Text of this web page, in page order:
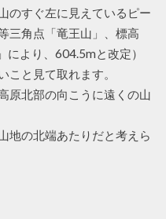
のすぐ左に見えているピー
三角点「竜王山」、標高
より、604.5mと改定）
こと見て取れます。
原北部の向こうに遠くの山
地の北端あたりだと考えら